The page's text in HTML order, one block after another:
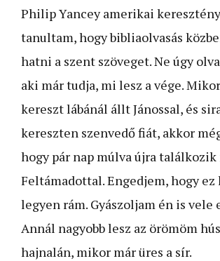
Philip Yancey amerikai
tanultam, hogy bibliaolvasás
hatni a szent szöveget. Ne úgy
aki már tudja, mi lesz a vége.
kereszt lábánál állt Jánossal, és
kereszten szenvedő fiát, akkor
hogy pár nap múlva újra találkozik
Feltámadottal. Engedjem, hogy ez
legyen rám. Gyászoljam én is vele
Annál nagyobb lesz az örömöm
hajnalán, mikor már üres a sír.